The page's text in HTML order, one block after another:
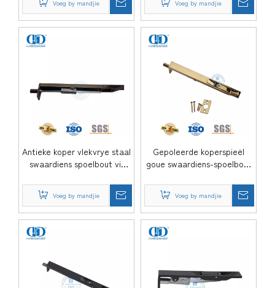
Voeg by mandjie Voeg by mandjie
Antieke koper vlekvrye staal
swaardiens spoelbout vir
DDDB001-AB
Voeg by mandjie
Gepoleerde koperspieël
goue swaardiens-spoelbout
Voeg by mandjie